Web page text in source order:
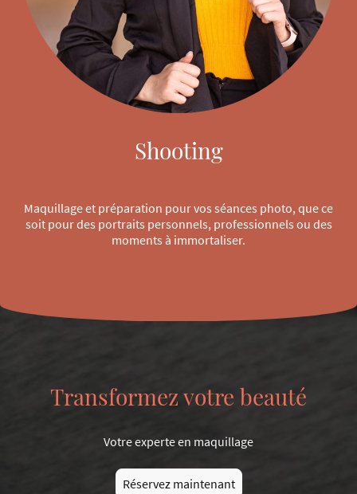
Shooting
Maquillage et préparation pour vos séances photo, que ce
soit pour des portraits personnels, professionnels ou des
moments à immortaliser.
Transformez votre beauté
Votre experte en maquillage
Réservez maintenant